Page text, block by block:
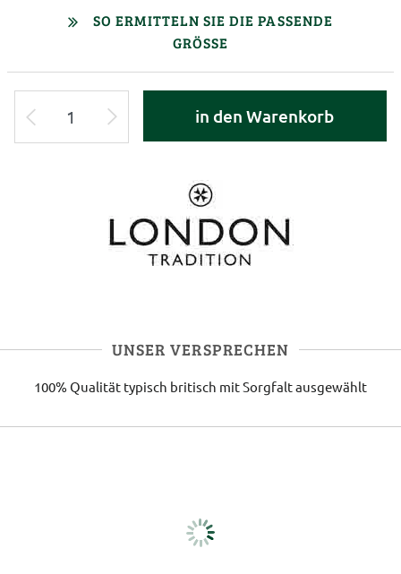
SO ERMITTELN SIE DIE PASSENDE
GRÖSSE
in den Warenkorb
UNSER VERSPRECHEN
100% Qualität typisch britisch mit Sorgfalt ausgewählt